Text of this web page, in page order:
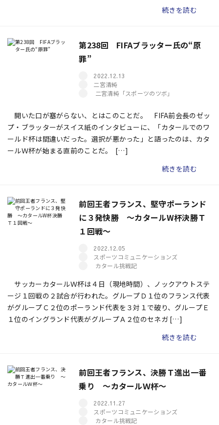
続きを読む
第238回 FIFAブラッター氏の“原
罪”
2022.12.13
二宮清純
二宮清純「スポーツのツボ」
開いた口が塞がらない、とはこのことだ。 FIFA前会長のゼッ
プ・ブラッターがスイス紙のインタビューに、「カタールでのワ
ールド杯は間違いだった。選択が悪かった」と語ったのは、カタ
ールＷ杯が始まる直前のことだ。 […]
続きを読む
前回王者フランス、堅守ポーランド
に３発快勝 ～カタールW杯決勝Ｔ
１回戦～
2022.12.05
スポーツコミュニケーションズ
カタール挑戦記
サッカーカタールＷ杯は４日（現地時間）、ノックアウトステ
ージ１回戦の２試合が行われた。グループＤ１位のフランス代表
がグループＣ２位のポーランド代表を３対１で破り、グループＥ
１位のイングランド代表がグループＡ２位のセネガ […]
続きを読む
前回王者フランス、決勝Ｔ進出一番
乗り ～カタールＷ杯～
2022.11.27
スポーツコミュニケーションズ
カタール挑戦記